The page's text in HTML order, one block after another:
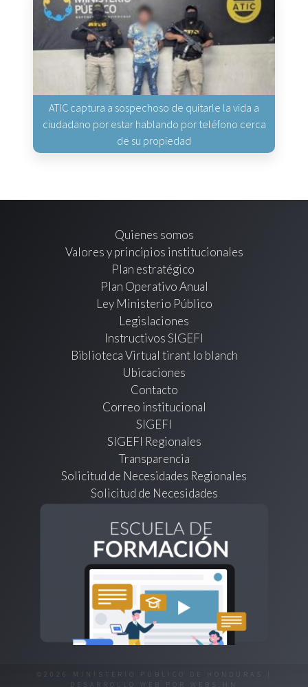
ATIC captura a sospechoso de quitarle la vida a
ciudadano por estar hablando por teléfono cerca
de su propiedad
Quienes somos
Valores y principios institucionales
Plan estratégico
Plan Operativo Anual
Ley Ministerio Público
Legislaciones
Instructivos SIGEFI
Biblioteca Virtual tirant lo blanch
Ubicaciones
Contacto
Correo institucional
SIGEFI
SIGEFI Regionales
Transparencia
Solicitud de Necesidades Regionales
Solicitud de Necesidades
©2026 MINISTERIO PÚBLICO DE HONDURAS |
DESARROLLO WEB POR
WEBS.HN